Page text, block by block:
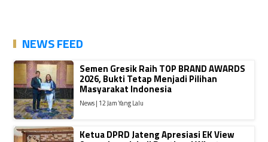
NEWS FEED
Semen Gresik Raih TOP BRAND AWARDS
2026, Bukti Tetap Menjadi Pilihan
Masyarakat Indonesia
News | 12 Jam Yang Lalu
Ketua DPRD Jateng Apresiasi EK View